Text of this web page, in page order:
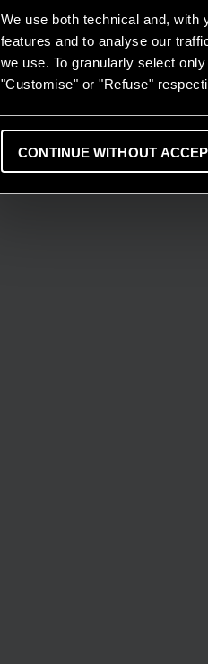
We use both technical and, with
features and to analyse our
we use. To granularly select
"Customise" or "Refuse"
CONTINUE WITHOUT